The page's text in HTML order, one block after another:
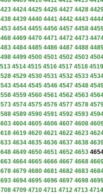
4424 4425 4426 4427 4428
4439 4440 4441 4442 4443
4454 4455 4456 4457 4458
4469 4470 4471 4472 4473
4484 4485 4486 4487 4488
4499 4500 4501 4502 4503
4514 4515 4516 4517 4518 4519
4529 4530 4531 4532 4533
4544 4545 4546 4547 4548
4559 4560 4561 4562 4563
4574 4575 4576 4577 4578
4589 4590 4591 4592 4593
4604 4605 4606 4607 4608
4619 4620 4621 4622 4623
4634 4635 4636 4637 4638
4649 4650 4651 4652 4653
4664 4665 4666 4667 4668
4679 4680 4681 4682 4683
4694 4695 4696 4697 4698
4709 4710 4711 4712 4713 4714